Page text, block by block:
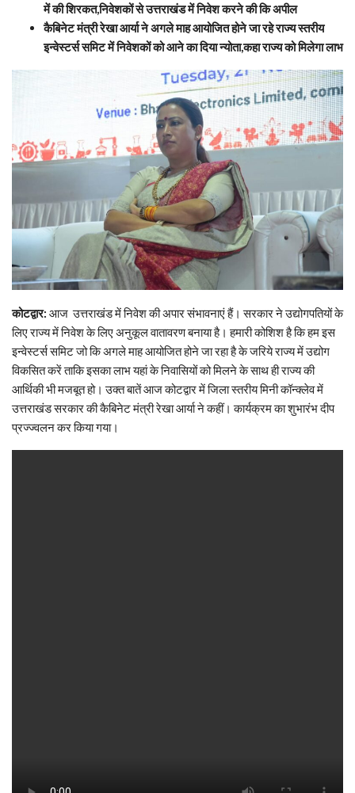
में की शिरकत,निवेशकों से उत्तराखंड में निवेश करने की कि अपील
कैबिनेट मंत्री रेखा आर्या ने अगले माह आयोजित होने जा रहे राज्य स्तरीय
इन्वेस्टर्स समिट में निवेशकों को आने का दिया न्योता,कहा राज्य को मिलेगा लाभ
कोटद्वार: आज उत्तराखंड में निवेश की अपार संभावनाएं हैं। सरकार ने उद्योगपतियों के
लिए राज्य में निवेश के लिए अनुकूल वातावरण बनाया है। हमारी कोशिश है कि हम इस
इन्वेस्टर्स समिट जो कि अगले माह आयोजित होने जा रहा है के जरिये राज्य में उद्योग
विकसित करें ताकि इसका लाभ यहां के निवासियों को मिलने के साथ ही राज्य की
आर्थिकी भी मजबूत हो। उक्त बातें आज कोटद्वार में जिला स्तरीय मिनी कॉन्क्लेव में
उत्तराखंड सरकार की कैबिनेट मंत्री रेखा आर्या ने कहीं। कार्यक्रम का शुभारंभ दीप
प्रज्ज्वलन कर किया गया।